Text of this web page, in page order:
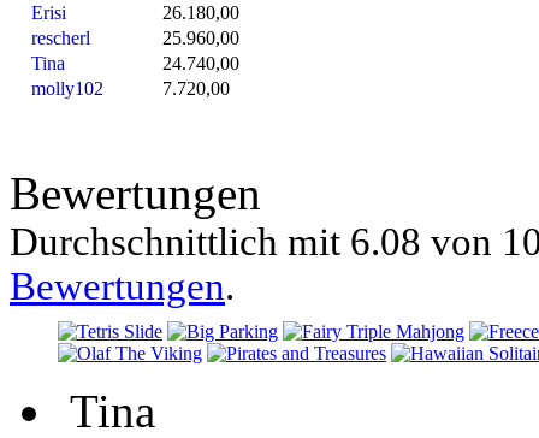
Erisi
26.180,00
rescherl
25.960,00
Tina
24.740,00
molly102
7.720,00
Bewertungen
Durchschnittlich mit 6.08 von
Bewertungen.
Tina